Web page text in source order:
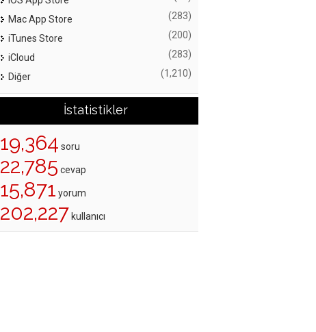
Mac App Store (283)
iTunes Store (200)
iCloud (283)
Diğer (1,210)
İstatistikler
19,364 soru
22,785 cevap
15,871 yorum
202,227 kullanıcı